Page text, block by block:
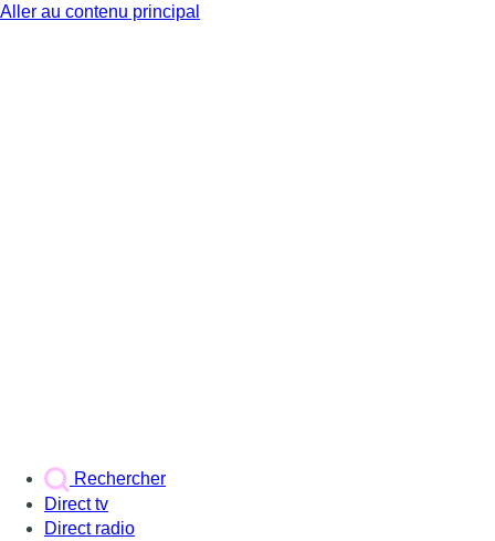
Aller au contenu principal
Rechercher
Direct tv
Direct radio